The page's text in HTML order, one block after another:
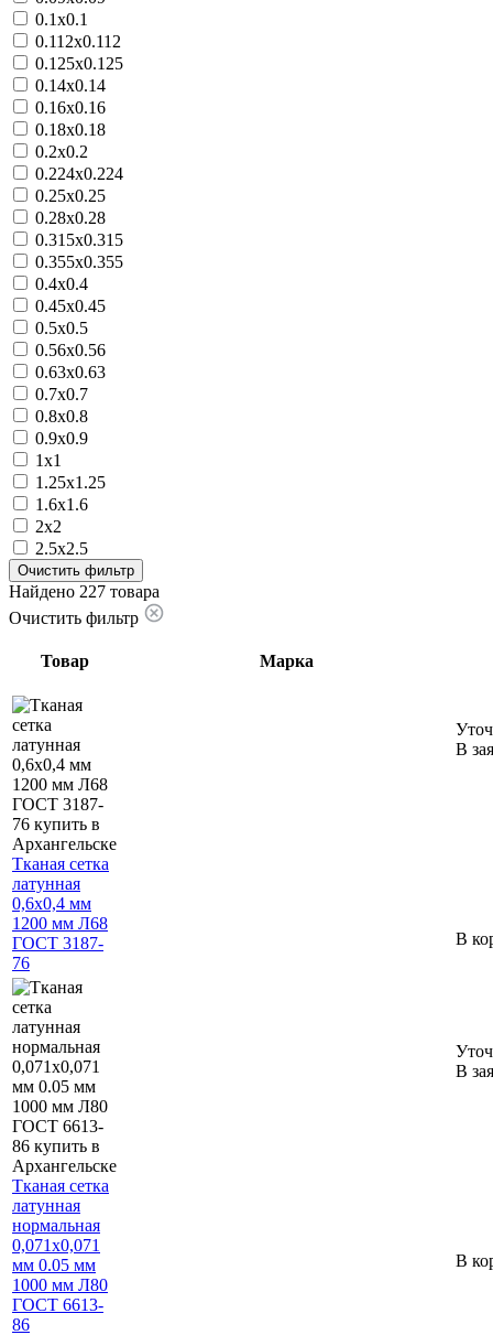
0.1х0.1
0.112х0.112
0.125х0.125
0.14х0.14
0.16х0.16
0.18х0.18
0.2х0.2
0.224х0.224
0.25х0.25
0.28х0.28
0.315х0.315
0.355х0.355
0.4х0.4
0.45х0.45
0.5х0.5
0.56х0.56
0.63х0.63
0.7х0.7
0.8х0.8
0.9х0.9
1х1
1.25х1.25
1.6х1.6
2х2
2.5х2.5
Очистить фильтр
Найдено 227 товара
Очистить фильтр
Товар Марка
Тканая сетка
латунная
0,6х0,4 мм
1200 мм Л68
ГОСТ 3187-
76
В
В
Тканая сетка
латунная
нормальная
0,071х0,071
мм 0.05 мм
1000 мм Л80
ГОСТ 6613-
86
В
В